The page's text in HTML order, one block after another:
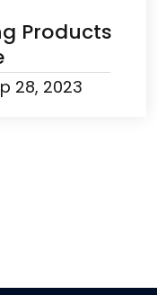
Products
28, 2023